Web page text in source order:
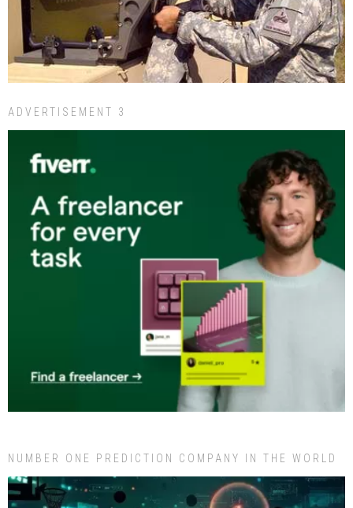
ADVERTISEMENT 3
NUMBER ONE PREDICTION COMPANY IN THE WORLD